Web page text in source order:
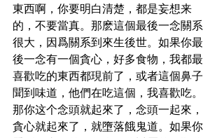
東西啊，你要明白清楚，都是妄想来
的，不要當真。那麽這個最後一念關系
很大，因爲關系到來生後世。如果你最
後一念有一個貪心，好多食物，我都最
喜歡吃的東西都現前了，或者這個鼻子
聞到味道，他們在吃這個，我喜歡吃。
那你这个念頭就起來了，念頭一起來，
貪心就起來了，就墮落餓鬼道。如果你